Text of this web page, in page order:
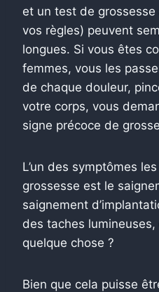
et un test de
vos règles) peuvent
longues. Si vous êtes
femmes, vous les
de chaque douleur,
votre corps, vous
signe précoce de
L’un des symptômes
grossesse est le
saignement
des taches
quelque chose ?
Bien que cela puisse